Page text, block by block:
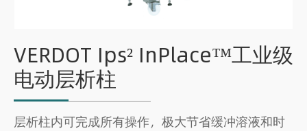
VERDOT Ips² InPlace™工业级
电动层析柱
层析柱内可完成所有操作，极大节省缓冲溶液和时